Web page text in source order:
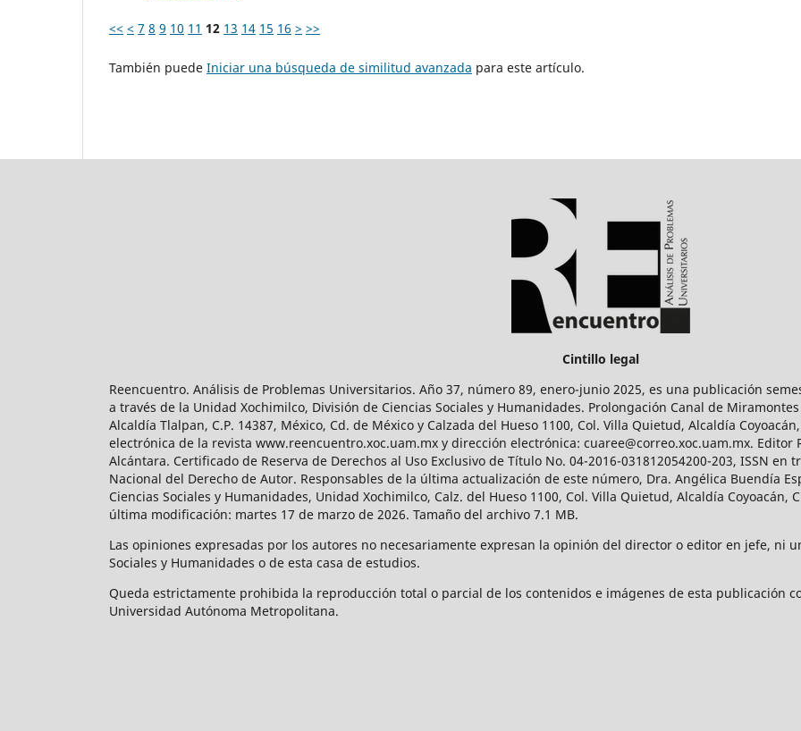
<< < 7 8 9 10 11 12 13 14 15 16 > >>
También puede Iniciar una búsqueda de similitud avanzada para este artículo.
Cintillo legal
Reencuentro. Análisis de Problemas Universitarios. Año 37, número 89, enero-junio 2025, es una publicación
a través de la Unidad Xochimilco, División de Ciencias Sociales y Humanidades. Prolongación Canal de Miramontes
Alcaldía Tlalpan, C.P. 14387, México, Cd. de México y Calzada del Hueso 1100, Col. Villa Quietud, Alcaldía
electrónica de la revista www.reencuentro.xoc.uam.mx y dirección electrónica: cuaree@correo.xoc.uam.mx. Editor
Alcántara. Certificado de Reserva de Derechos al Uso Exclusivo de Título No. 04-2016-031812054200-203, ISSN
Nacional del Derecho de Autor. Responsables de la última actualización de este número, Dra. Angélica Buendía
Ciencias Sociales y Humanidades, Unidad Xochimilco, Calz. del Hueso 1100, Col. Villa Quietud, Alcaldía Coyoacán,
última modificación: martes 17 de marzo de 2026. Tamaño del archivo 7.1 MB.
Las opiniones expresadas por los autores no necesariamente expresan la opinión del director o editor en jefe, ni
Sociales y Humanidades o de esta casa de estudios.
Queda estrictamente prohibida la reproducción total o parcial de los contenidos e imágenes de esta publicación
Universidad Autónoma Metropolitana.